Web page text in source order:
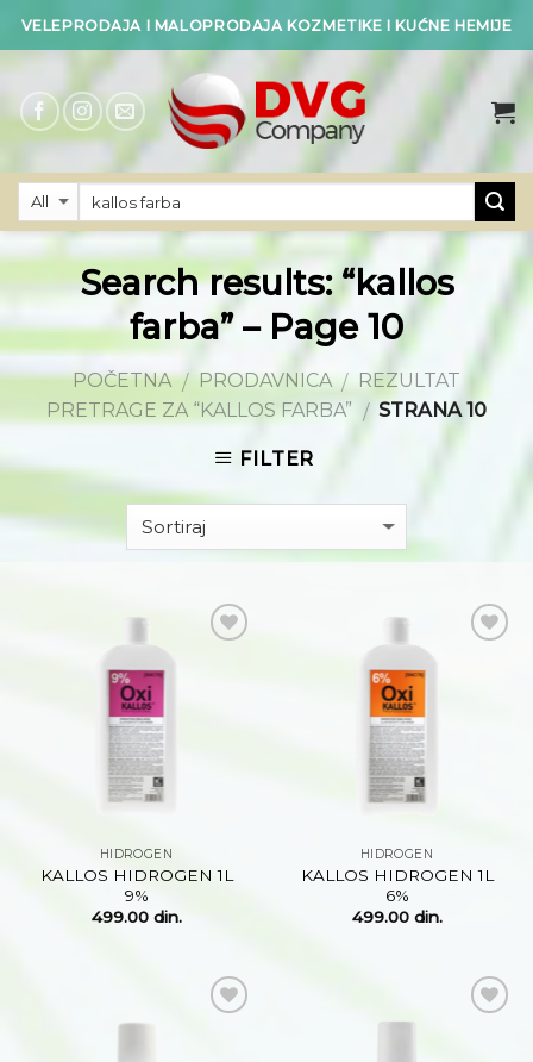
Skip
content
VELEPRODAJA I MALOPRODAJA KOZMETIKE I KUĆNE HEMIJE
Search results: “kallos
farba” – Page 10
POČETNA / PRODAVNICA /
REZULTAT
PRETRAGE ZA “KALLOS FARBA” / STRANA 10
FILTER
HIDROGEN
KALLOS HIDROGEN 1L
9%
499.00 din.
HIDROGEN
KALLOS HIDROGEN 1L
6%
499.00 din.